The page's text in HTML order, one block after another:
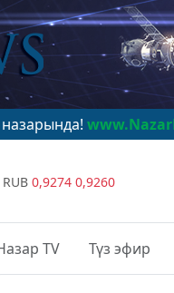
RUB 0,9274 0,9260
TV Түз эфир